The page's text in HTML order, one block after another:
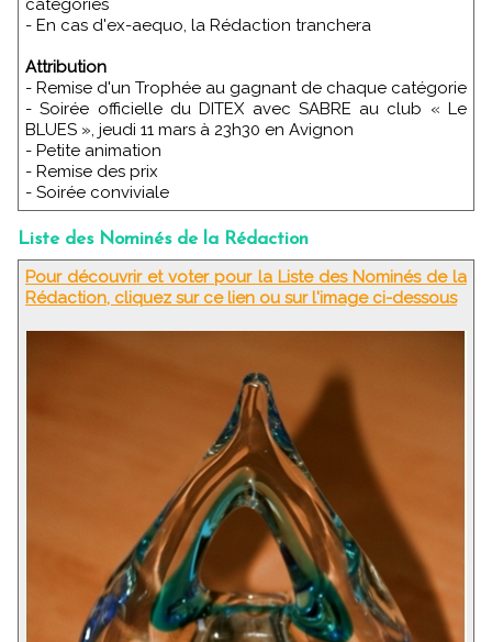
catégories
- En cas d'ex-aequo, la Rédaction tranchera
Attribution
- Remise d'un Trophée au gagnant de chaque catégorie
- Soirée officielle du DITEX avec SABRE au club « Le
BLUES », jeudi 11 mars à 23h30 en Avignon
- Petite animation
- Remise des prix
- Soirée conviviale
Liste des Nominés de la Rédaction
Pour découvrir et voter pour la Liste des Nominés de la
Rédaction, cliquez sur ce lien ou sur l'image ci-dessous